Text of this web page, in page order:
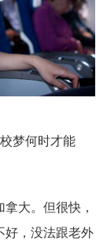
梦何时才能
大。但很快，
好，没法跟老外